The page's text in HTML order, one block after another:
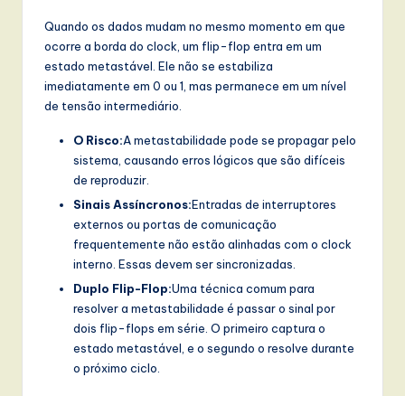
Quando os dados mudam no mesmo momento em que
ocorre a borda do clock, um flip-flop entra em um
estado metastável. Ele não se estabiliza
imediatamente em 0 ou 1, mas permanece em um nível
de tensão intermediário.
O Risco:A metastabilidade pode se propagar pelo
sistema, causando erros lógicos que são difíceis
de reproduzir.
Sinais Assíncronos:Entradas de interruptores
externos ou portas de comunicação
frequentemente não estão alinhadas com o clock
interno. Essas devem ser sincronizadas.
Duplo Flip-Flop:Uma técnica comum para
resolver a metastabilidade é passar o sinal por
dois flip-flops em série. O primeiro captura o
estado metastável, e o segundo o resolve durante
o próximo ciclo.